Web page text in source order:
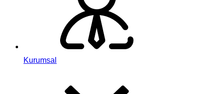
Kurumsal